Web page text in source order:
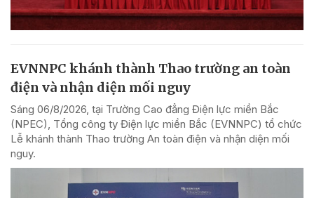
EVNNPC khánh thành Thao trường an toàn
điện và nhận diện mối nguy
Sáng 06/8/2026, tại Trường Cao đẳng Điện lực miền Bắc
(NPEC), Tổng công ty Điện lực miền Bắc (EVNNPC) tổ chức
Lễ khánh thành Thao trường An toàn điện và nhận diện mối
nguy.